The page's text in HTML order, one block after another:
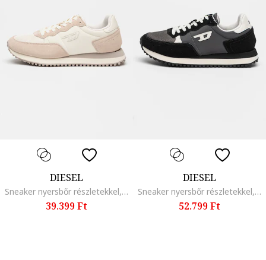
DIESEL
Sneaker nyersbőr részletekkel, Csontszín/Púderrózsaszín
39.399 Ft
DIESEL
Sneaker nyersbőr részletekkel, Fekete/Szürke
52.799 Ft